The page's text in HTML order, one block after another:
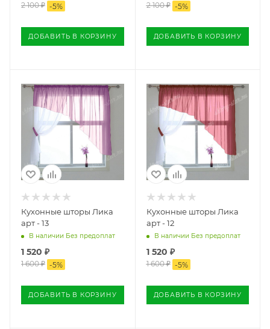
2 100₽ -5%
ДОБАВИТЬ В КОРЗИНУ
2 100₽ -5%
ДОБАВИТЬ В КОРЗИНУ
Кухонные шторы Лика
арт - 13
В наличии Без предоплат
1 520 ₽
1 600₽ -5%
ДОБАВИТЬ В КОРЗИНУ
Кухонные шторы Лика
арт - 12
В наличии Без предоплат
1 520 ₽
1 600₽ -5%
ДОБАВИТЬ В КОРЗИНУ